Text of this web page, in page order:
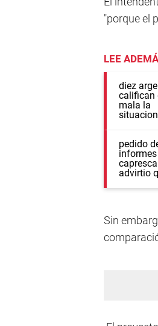
"porque el
LEE
Sin